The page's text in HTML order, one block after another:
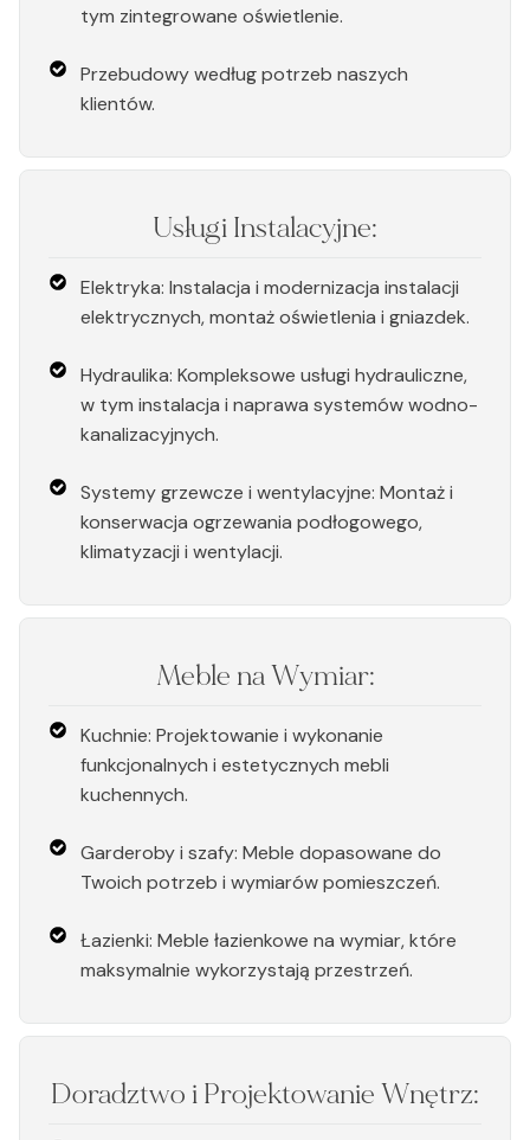
tym zintegrowane oświetlenie.
Przebudowy według potrzeb naszych
klientów.
Usługi Instalacyjne:
Elektryka: Instalacja i modernizacja instalacji
elektrycznych, montaż oświetlenia i gniazdek.
Hydraulika: Kompleksowe usługi hydrauliczne,
w tym instalacja i naprawa systemów wodno-
kanalizacyjnych.
Systemy grzewcze i wentylacyjne: Montaż i
konserwacja ogrzewania podłogowego,
klimatyzacji i wentylacji.
Meble na Wymiar:
Kuchnie: Projektowanie i wykonanie
funkcjonalnych i estetycznych mebli
kuchennych.
Garderoby i szafy: Meble dopasowane do
Twoich potrzeb i wymiarów pomieszczeń.
Łazienki: Meble łazienkowe na wymiar, które
maksymalnie wykorzystają przestrzeń.
Doradztwo i Projektowanie Wnętrz: